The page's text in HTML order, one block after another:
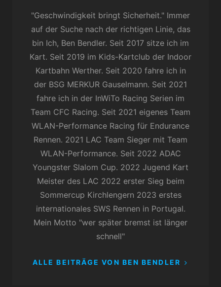
"Geschwindigkeit bringt Sicherheit." Immer
auf der Suche nach der richtigen Linie, das
bin Ich, Ben Bendler. Seit 2017 sitze ich im
Kart. Seit 2019 im Kids-Kartclub der Indoor
Kartbahn Werther. Seit 2020 fahre ich in
der BSG MERKUR Gauselmann. Seit 2021
fahre ich in der InWiTo Racing Serien im
Team CFC Racing. Seit 2021 eigenes Team
WLAN-Performance Racing für Endurance
Rennen. 2021 LAC Team Sieger mit Team
WLAN-Performance. Seit 2022 ADAC
Youngster Slalom Cup. 2022 Jugend Kart
Meister des LAC 2022 erster Sieg beim
Sommercup Kirchlengern 2023 erstes
internationales SWS Rennen in Portugal.
Mein Motto "wer später bremst ist länger
schnell"
ALLE BEITRÄGE VON BEN BENDLER